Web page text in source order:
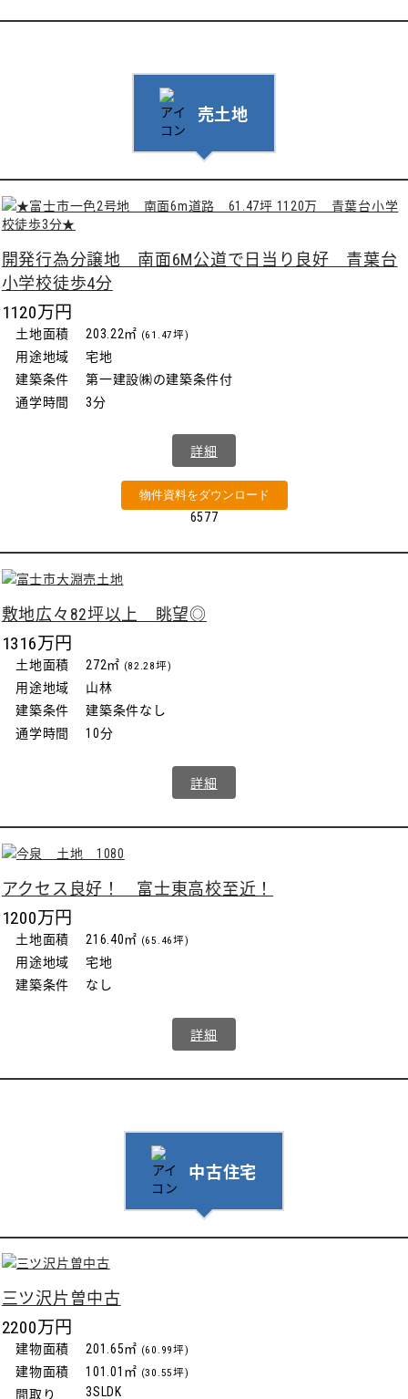
売土地
開発行為分譲地 南面6M公道で日当り良好 青葉台
小学校徒歩4分
1120万円
土地面積 203.22㎡ (61.47坪)
用途地域
宅地
建築条件
第一建設㈱の建築条件付
通学時間
3分
詳細
物件資料をダウンロード
6577
敷地広々82坪以上 眺望◎
1316万円
土地面積 272㎡ (82.28坪)
用途地域
山林
建築条件
建築条件なし
通学時間
10分
詳細
アクセス良好！ 富士東高校至近！
1200万円
土地面積 216.40㎡ (65.46坪)
用途地域
宅地
建築条件
なし
詳細
中古住宅
三ツ沢片曽中古
2200万円
建物面積 201.65㎡ (60.99坪)
建物面積 101.01㎡ (30.55坪)
間取り
3SLDK